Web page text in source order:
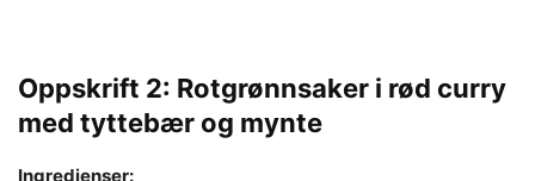
Oppskrift 2: Rotgrønnsaker i rød curry
med tyttebær og mynte
Ingredienser: